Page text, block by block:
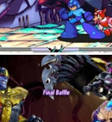
推出，其概念來自同
與CAPCOM旗下
CANCEL駁招系統，